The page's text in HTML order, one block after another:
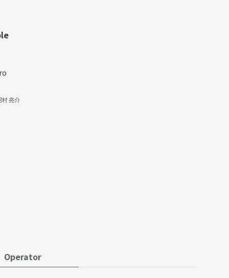
村 亮介
Operator